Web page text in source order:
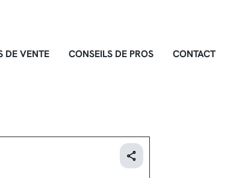
DE VENTE CONSEILS DE PROS CONTACT